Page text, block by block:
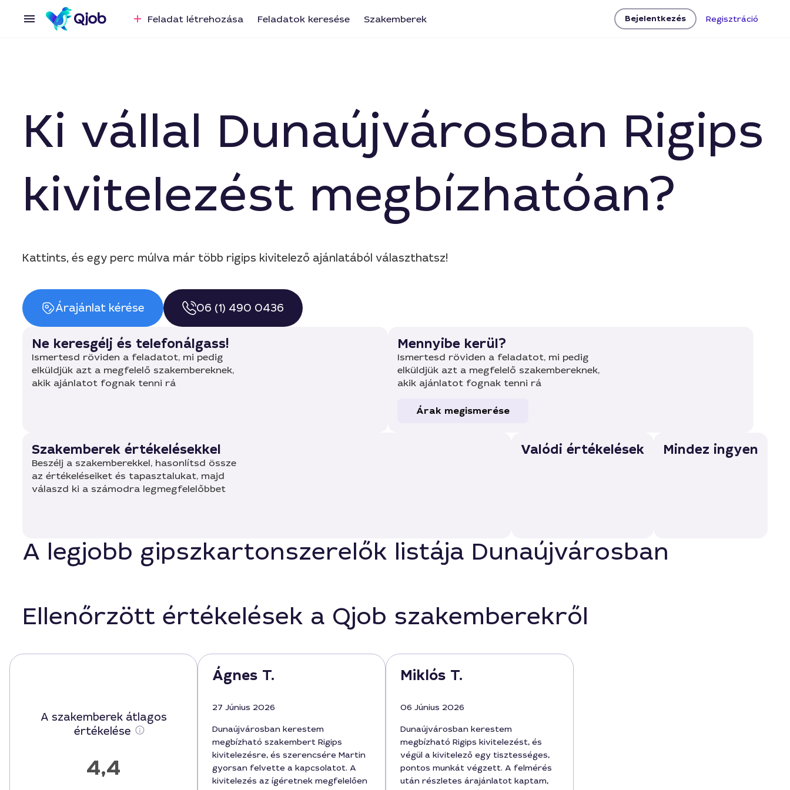
Feladat létrehozása Feladatok keresése Szakemberek Bejelentkezés Regisztráció
Ki vállal Dunaújvárosban Rigips
kivitelezést megbízhatóan?
Kattints, és egy perc múlva már több rigips kivitelező ajánlatából választhatsz!
Árajánlat kérése 06 (1) 490 0436
Ne keresgélj és telefonálgass!
Ismertesd röviden a feladatot, mi pedig
elküldjük azt a megfelelő szakembereknek,
akik ajánlatot fognak tenni rá
Mennyibe kerül?
Ismertesd röviden a feladatot, mi pedig
elküldjük azt a megfelelő szakembereknek,
akik ajánlatot fognak tenni rá
Árak megismerése
Szakemberek értékelésekkel
Beszélj a szakemberekkel, hasonlítsd össze
az értékeléseiket és tapasztalukat, majd
válaszd ki a számodra legmegfelelőbbet
Valódi értékelések Mindez ingyen
A legjobb gipszkartonszerelők listája Dunaújvárosban
Ellenőrzött értékelések a Qjob szakemberekről
A szakemberek átlagos
értékelése
4,4
Ágnes T.
27 Június 2026
Dunaújvárosban kerestem
megbízható szakembert Rigips
kivitelezésre, és szerencsére Martin
gyorsan felvette a kapcsolatot. A
kivitelezés az ígéretnek megfelelően
Miklós T.
06 Június 2026
Dunaújvárosban kerestem
megbízható Rigips kivitelezést, és
végül a kivitelező egy tisztességes,
pontos munkát végzett. A felmérés
után részletes árajánlatot kaptam,